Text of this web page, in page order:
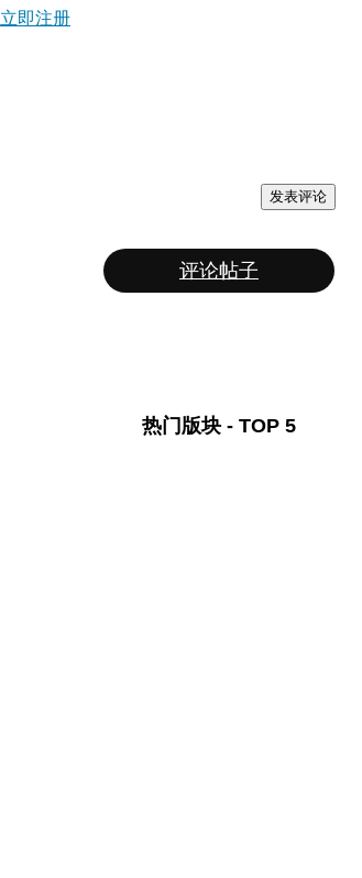
立即注册
发表评论
评论帖子
热门版块 - TOP 5